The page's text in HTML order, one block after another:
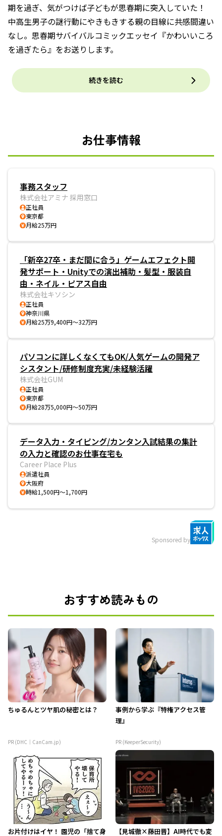
期を過ぎ、気がつけば子どもが思春期に突入していた！
中高生男子の謎行動にやきもきする親の目線に共感間違い
なし。思春期サバイバルコミックエッセイ『かわいいころ
を過ぎたら』をお送りします。
続きを読む
お仕事情報
事務スタッフ
株式会社アミナ 採用窓口
正社員
東京都
月給25万円
「新卒27卒・まだ間に合う」ゲームエフェクト開
発サポート・Unityでの演出補助・髪型・服装自
由・ネイル・ピアス自由
株式会社キソシン
正社員
神奈川県
月給25万9,400円～32万円
パソコンに詳しくなくてもOK/人気ゲームの開発ア
シスタント/研修制度充実/未経験活躍
株式会社GUM
正社員
東京都
月給28万5,000円～50万円
データ入力・タイピング/カンタン入試結果の集計
の入力と確認のお仕事在宅も
Career Place Plus
派遣社員
大阪府
時給1,500円～1,700円
Sponsored by
おすすめ読みもの
ちゅるんとツヤ肌の秘密とは？
PR (DHC｜CanCam.jp)
事例から学ぶ『特権アクセス管
理』
PR (KeeperSecurity)
お片付けはイヤ！ 園児の「捨て身 【見城徹×藤田晋】AI時代でも変